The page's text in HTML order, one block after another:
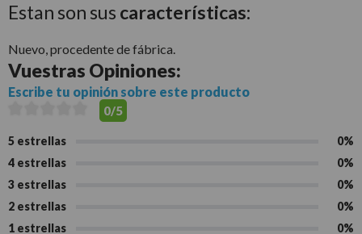
Estan son sus características:
Nuevo, procedente de fábrica.
Vuestras Opiniones:
Escribe tu opinión sobre este producto
0/5
5 estrellas
0%
4 estrellas
0%
3 estrellas
0%
2 estrellas
0%
1 estrellas
0%